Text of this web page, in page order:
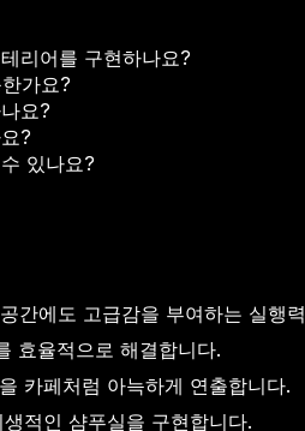
리어를 구현하나요?
가요?
요?
?
있나요?
간에도 고급감을 부여하는 실행
효율적으로 해결합니다.
카페처럼 아늑하게 연출합니다.
적인 샴푸실을 구현합니다.